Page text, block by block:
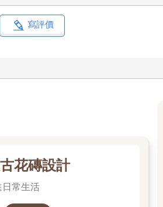
造型的花瓶，可能是透過 3D 列印（加
（減法製程），或是結合前述兩種方法
要能燒開水、鳴笛音、耐用並兼具美
用價值可能價值 9 美元。但一只百達翡
號價值中，也就是這只手錶賦予擁有者
值的聲望，是不存在明確的價格機制
寫評價
花磚設計
日常生活